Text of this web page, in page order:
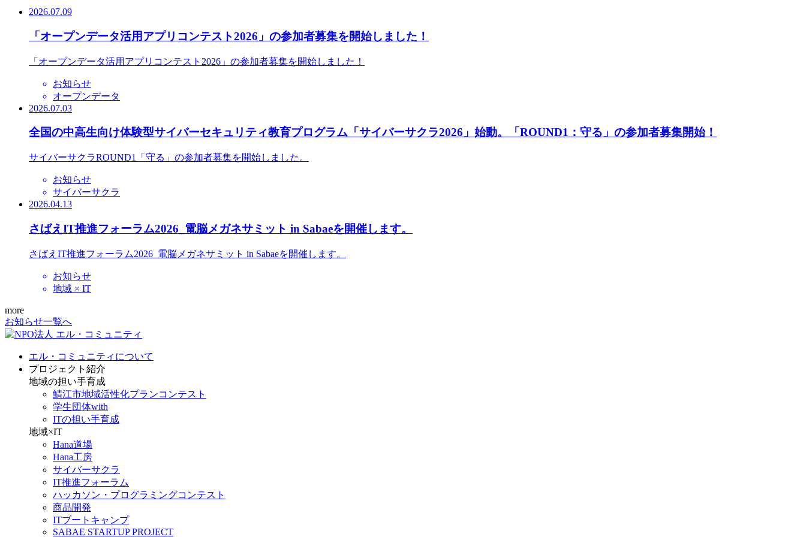
2026.07.09
「オープンデータ活用アプリコンテスト2026」の参加者募集を開始しました！
「オープンデータ活用アプリコンテスト2026」の参加者募集を開始しました！
お知らせ
オープンデータ
2026.07.03
全国の中高生向け体験型サイバーセキュリティ教育プログラム「サイバーサクラ2026」始動。「ROUND1：守る」の参加者募集開始！
サイバーサクラROUND1「守る」の参加者募集を開始しました。
お知らせ
サイバーサクラ
2026.04.13
さばえIT推進フォーラム2026_電脳メガネサミット in Sabaeを開催します。
さばえIT推進フォーラム2026_電脳メガネサミット in Sabaeを開催します。
お知らせ
地域 × IT
more
お知らせ一覧へ
エル・コミュニティについて
プロジェクト紹介
地域の担い手育成
鯖江市地域活性化プランコンテスト
学生団体with
ITの担い手育成
地域×IT
Hana道場
Hana工房
サイバーサクラ
IT推進フォーラム
ハッカソン・プログラミングコンテスト
商品開発
ITブートキャンプ
SABAE STARTUP PROJECT